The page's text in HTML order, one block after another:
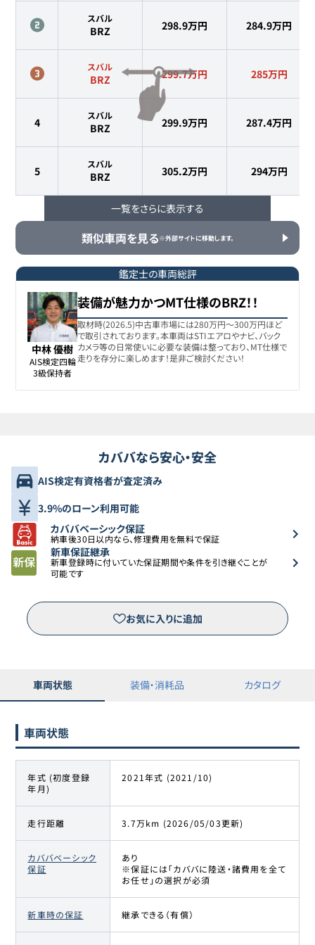
スバル
BRZ 298.9万円 284.9万円
スバル
BRZ 299.7万円 285万円
4
スバル
BRZ 299.9万円 287.4万円
5
スバル
BRZ 305.2万円 294万円
6
スバル
BRZ 313.9万円 302.3万円
7 317.5万円 305万円
一覧をさらに表示する
類似車両を見る※外部サイトに移動します。
鑑定士の車両総評
中林 優樹
AIS検定四輪
3級保持者
装備が魅力かつMT仕様のBRZ！！
取材時(2026.5)中古車市場には280万円〜300万円ほど
で取引されております。本車両はSTIエアロやナビ、バック
カメラ等の日常使いに必要な装備は整っており、MT仕様で
走りを存分に楽しめます！是非ご検討ください！
カババなら安心・安全
AIS検定有資格者が査定済み
3.9%のローン利用可能
カババベーシック保証
納車後30日以内なら、修理費用を無料で保証
新車保証継承
新車登録時に付いていた保証期間や条件を引き継ぐことが
可能です
お気に入りに追加
車両状態 装備・消耗品 カタログ
車両状態
年式 (初度登録
年月)
2021年式 (2021/10)
走行距離 3.7万km (2026/05/03更新)
カババベーシック
保証
あり
※保証には「カババに陸送・諸費用を全て
お任せ」の選択が必須
新車時の保証 継承できる（有償）